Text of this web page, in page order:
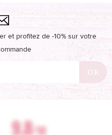
et profitez de -10% sur votre